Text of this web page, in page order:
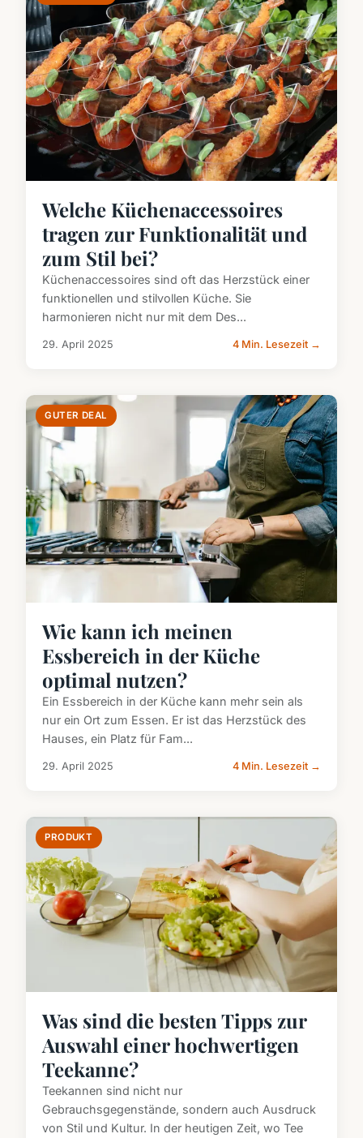
Welche Küchenaccessoires
tragen zur Funktionalität und
zum Stil bei?
Küchenaccessoires sind oft das Herzstück einer
funktionellen und stilvollen Küche. Sie
harmonieren nicht nur mit dem Des...
29. April 2025 4 Min. Lesezeit →
GUTER DEAL
Wie kann ich meinen
Essbereich in der Küche
optimal nutzen?
Ein Essbereich in der Küche kann mehr sein als
nur ein Ort zum Essen. Er ist das Herzstück des
Hauses, ein Platz für Fam...
29. April 2025 4 Min. Lesezeit →
PRODUKT
Was sind die besten Tipps zur
Auswahl einer hochwertigen
Teekanne?
Teekannen sind nicht nur
Gebrauchsgegenstände, sondern auch Ausdruck
von Stil und Kultur. In der heutigen Zeit, wo Tee